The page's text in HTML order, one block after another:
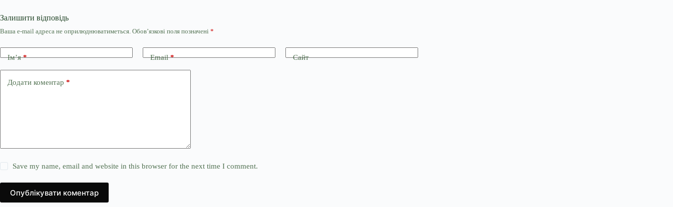
Залишити відповідь
Ваша e-mail адреса не оприлюднюватиметься. Обов’язкові поля позначені *
Ім’я* Email* Сайт
Додати коментар *
Save my name, email and website in this browser for the next time I comment.
Опублікувати коментар